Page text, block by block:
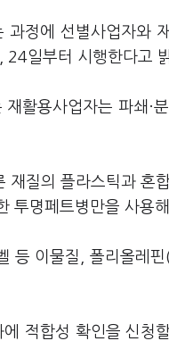
정에 선별사업자와
일부터 시행한다고
활용사업자는 파쇄·
질의 플라스틱과 혼
투명페트병만을 사용
등 이물질, 폴리올레
적합성 확인을 신청